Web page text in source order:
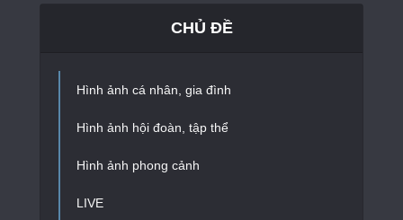
CHỦ ĐỀ
Hình ảnh cá nhân, gia đình
Hình ảnh hội đoàn, tập thể
Hình ảnh phong cảnh
LIVE